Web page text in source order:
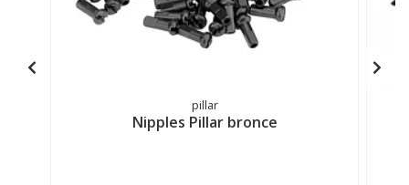
pillar
Nipples Pillar bronce